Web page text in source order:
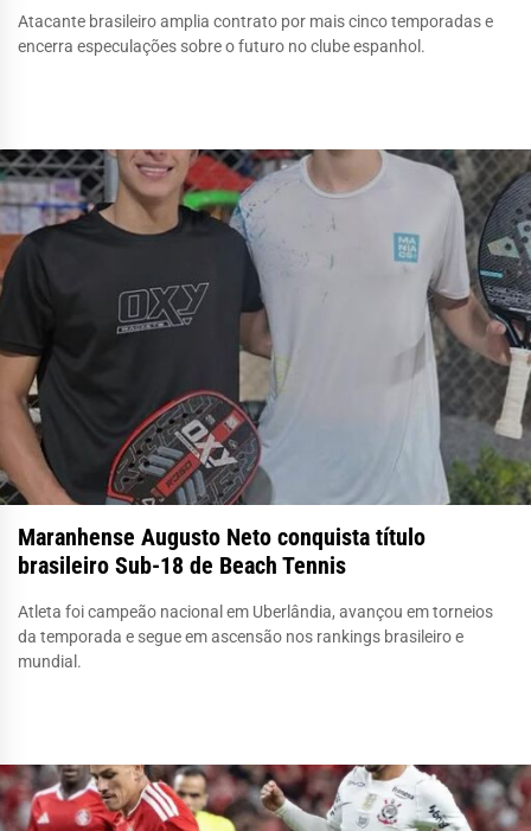
Atacante brasileiro amplia contrato por mais cinco temporadas e
encerra especulações sobre o futuro no clube espanhol.
Maranhense Augusto Neto conquista título
brasileiro Sub-18 de Beach Tennis
Atleta foi campeão nacional em Uberlândia, avançou em torneios
da temporada e segue em ascensão nos rankings brasileiro e
mundial.